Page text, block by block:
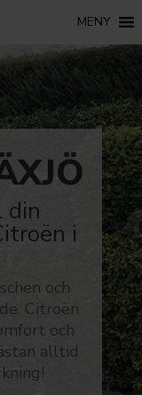
MENY
din
i
och
Citroën
och
alltid